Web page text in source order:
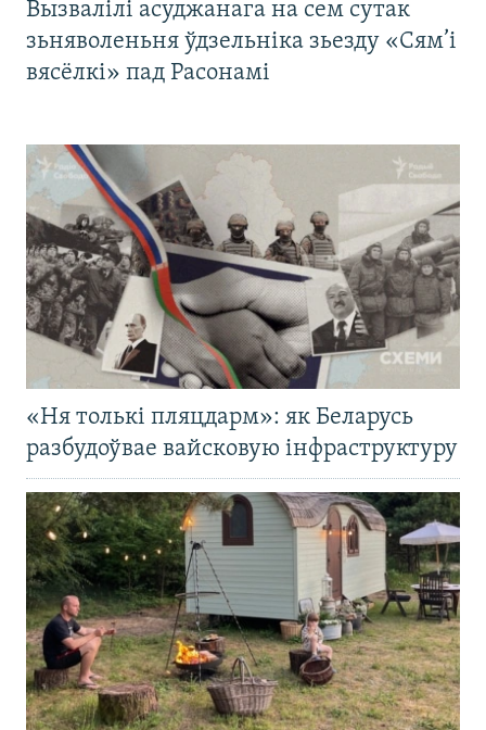
Вызвалілі асуджанага на сем сутак
зьняволеньня ўдзельніка зьезду «Сям’і
вясёлкі» пад Расонамі
«Ня толькі пляцдарм»: як Беларусь
разбудоўвае вайсковую інфраструктуру